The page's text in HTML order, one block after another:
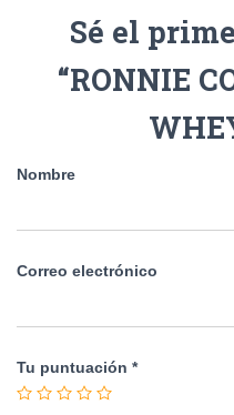
Sé el
“RONNIE
Nombre
Correo electrónico
Tu puntuación *